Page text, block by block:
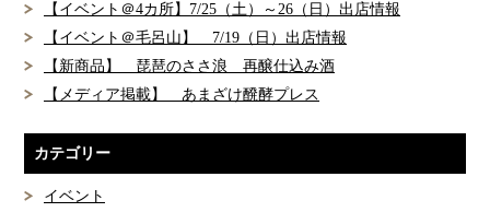
【イベント＠4カ所】7/25（土）～26（日）出店情報
【イベント＠毛呂山】 7/19（日）出店情報
【新商品】 琵琶のささ浪 再醸仕込み酒
【メディア掲載】 あまざけ醗酵プレス
カテゴリー
イベント